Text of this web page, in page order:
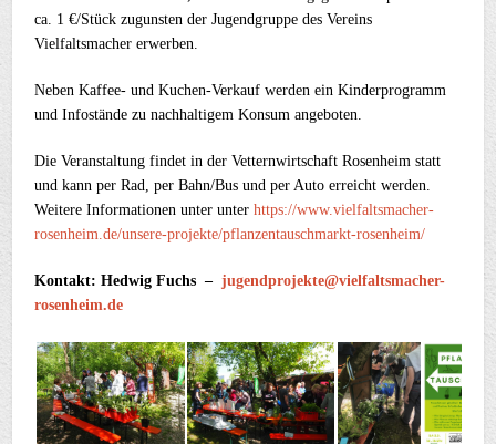
ca. 1 €/Stück zugunsten der Jugendgruppe des Vereins
Vielfaltsmacher erwerben.
Neben Kaffee- und Kuchen-Verkauf werden ein Kinderprogramm
und Infostände zu nachhaltigem Konsum angeboten.
Die Veranstaltung findet in der Vetternwirtschaft Rosenheim statt
und kann per Rad, per Bahn/Bus und per Auto erreicht werden.
Weitere Informationen unter unterhttps://www.vielfaltsmacher-
rosenheim.de/unsere-projekte/pflanzentauschmarkt-rosenheim/
Kontakt: Hedwig Fuchs –jugendprojekte@vielfaltsmacher-
rosenheim.de